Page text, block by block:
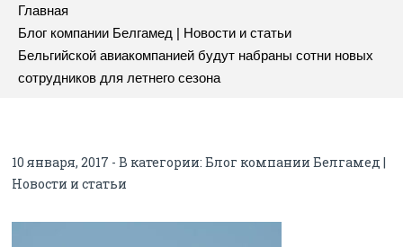
Главная
Блог компании Белгамед | Новости и статьи
Бельгийской авиакомпанией будут набраны сотни новых
сотрудников для летнего сезона
10 января, 2017 - В категории:Блог компании Белгамед |
Новости и статьи